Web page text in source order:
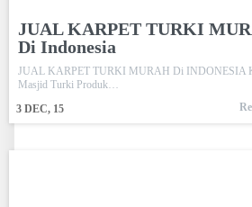
JUAL KARPET TURKI
Di Indonesia
3 DEC, 15
JUAL KARPET TURKI MURAH Di INDONESIA
Masjid Turki Produk…